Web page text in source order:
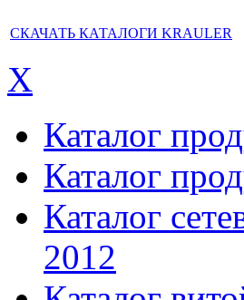
СКАЧАТЬ КАТАЛОГИ KRAULER
X
Каталог
Каталог
Каталог
2012